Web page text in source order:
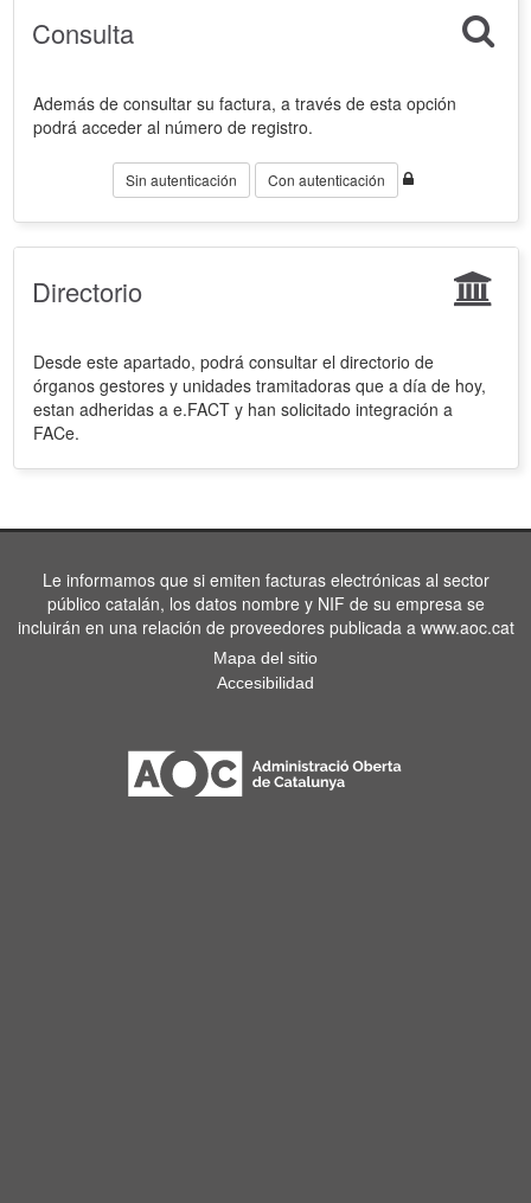
Consulta
Además de consultar su factura, a través de esta opción
podrá acceder al número de registro.
Sin autenticación Con autenticación
Directorio
Desde este apartado, podrá consultar el directorio de
órganos gestores y unidades tramitadoras que a día de hoy,
estan adheridas a e.FACT y han solicitado integración a
FACe.
Le informamos que si emiten facturas electrónicas al sector
público catalán, los datos nombre y NIF de su empresa se
incluirán en una relación de proveedores publicada a www.aoc.cat
Mapa del sitio
Accesibilidad